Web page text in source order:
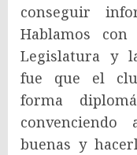
conseguir
Hablamos
Legislatura y
fue que el
forma
buenas y